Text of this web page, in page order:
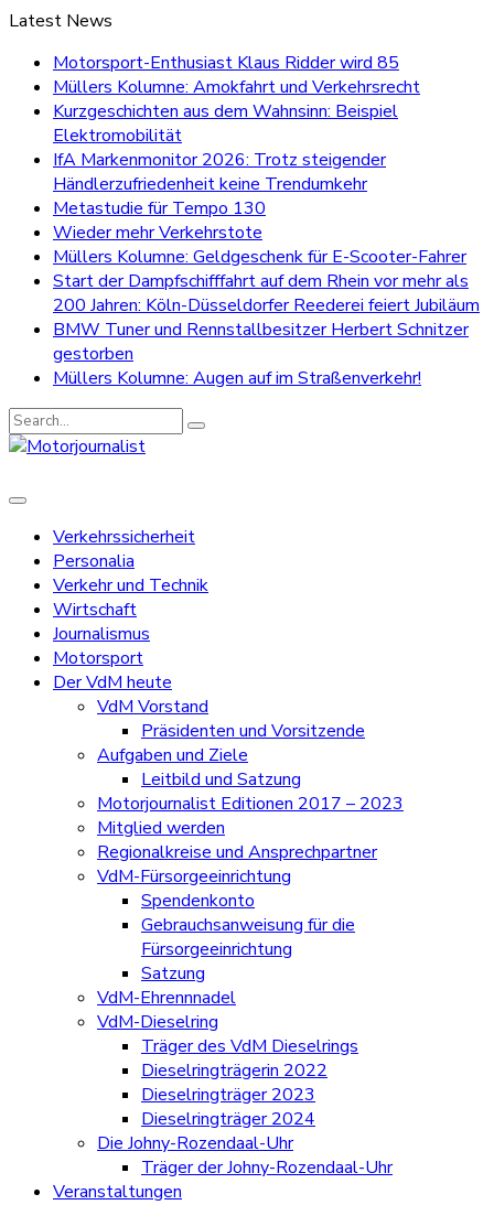
Latest News
Motorsport-Enthusiast Klaus Ridder wird 85
Müllers Kolumne: Amokfahrt und Verkehrsrecht
Kurzgeschichten aus dem Wahnsinn: Beispiel
Elektromobilität
IfA Markenmonitor 2026: Trotz steigender
Händlerzufriedenheit keine Trendumkehr
Metastudie für Tempo 130
Wieder mehr Verkehrstote
Müllers Kolumne: Geldgeschenk für E-Scooter-Fahrer
Start der Dampfschifffahrt auf dem Rhein vor mehr als
200 Jahren: Köln-Düsseldorfer Reederei feiert Jubiläum
BMW Tuner und Rennstallbesitzer Herbert Schnitzer
gestorben
Müllers Kolumne: Augen auf im Straßenverkehr!
Search
for:
Verkehrssicherheit
Personalia
Verkehr und Technik
Wirtschaft
Journalismus
Motorsport
Der VdM heute
VdM Vorstand
Präsidenten und Vorsitzende
Aufgaben und Ziele
Leitbild und Satzung
Motorjournalist Editionen 2017 – 2023
Mitglied werden
Regionalkreise und Ansprechpartner
VdM-Fürsorgeeinrichtung
Spendenkonto
Gebrauchsanweisung für die
Fürsorgeeinrichtung
Satzung
VdM-Ehrennnadel
VdM-Dieselring
Träger des VdM Dieselrings
Dieselringträgerin 2022
Dieselringträger 2023
Dieselringträger 2024
Die Johny-Rozendaal-Uhr
Träger der Johny-Rozendaal-Uhr
Veranstaltungen